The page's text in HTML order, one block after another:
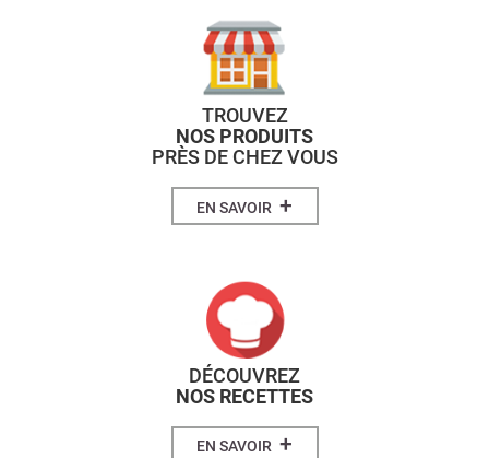
TROUVEZ
NOS PRODUITS
PRÈS DE CHEZ VOUS
EN SAVOIR +
DÉCOUVREZ
NOS RECETTES
EN SAVOIR +